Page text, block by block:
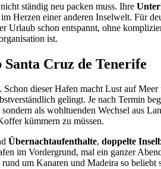
ständig neu packen muss. Ihre
Herzen einer anderen Inselwelt. Für
Urlaub schon entspannt, ohne
ist.
Santa Cruz de Tenerife
. Schon dieser Hafen macht Lust auf
gelingt. Je nach Termin
als wohltuenden Wechsel aus
kümmern zu müssen.
Übernachtaufenthalte, doppelte
im Vordergrund, mal ein ganzer
um Kanaren und Madeira so beliebt